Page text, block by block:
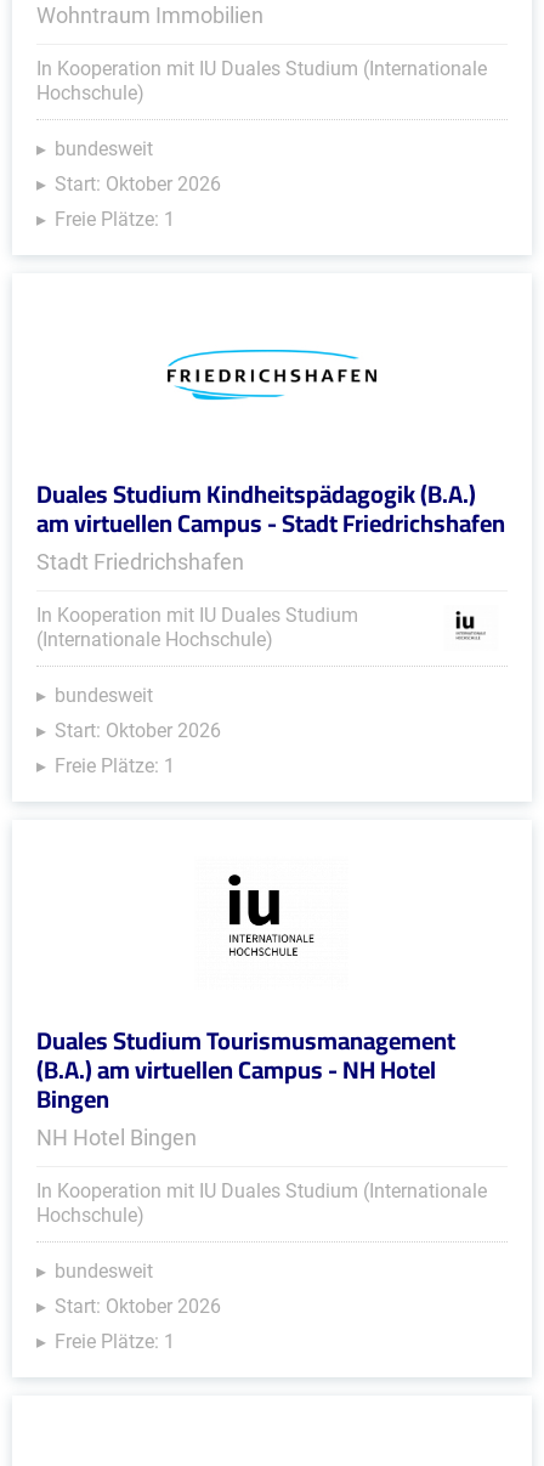
Wohntraum Immobilien
In Kooperation mit IU Duales Studium (Internationale
Hochschule)
bundesweit
Start: Oktober 2026
Freie Plätze: 1
Duales Studium Kindheitspädagogik (B.A.)
am virtuellen Campus - Stadt Friedrichshafen
Stadt Friedrichshafen
In Kooperation mit IU Duales Studium
(Internationale Hochschule)
bundesweit
Start: Oktober 2026
Freie Plätze: 1
Duales Studium Tourismusmanagement
(B.A.) am virtuellen Campus - NH Hotel
Bingen
NH Hotel Bingen
In Kooperation mit IU Duales Studium (Internationale
Hochschule)
bundesweit
Start: Oktober 2026
Freie Plätze: 1